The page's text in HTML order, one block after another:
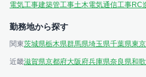
電気工事建築管工事土木電気通信工事RC
勤務地から探す
関東茨城県栃木県群馬県埼玉県千葉県東
近畿滋賀県京都府大阪府兵庫県奈良県和